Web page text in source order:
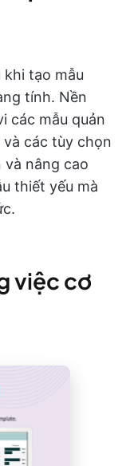
tạo mẫu
tính. Nền
các mẫu quản
các tùy chọn
nâng cao
thiết yếu mà
việc cơ